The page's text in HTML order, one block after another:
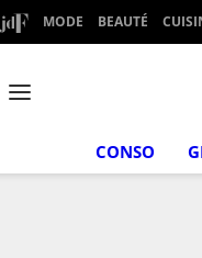
MODE BEAUTÉ
CONSO